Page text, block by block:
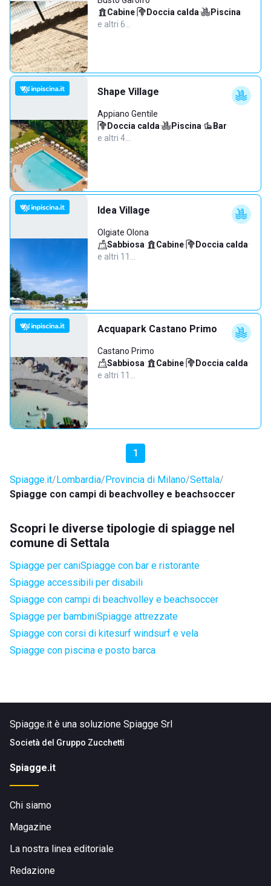
Cabine· Doccia calda· Piscina·
e altri 6…
Shape Village
Appiano Gentile
Doccia calda· Piscina· Bar·
e altri 4…
Idea Village
Olgiate Olona
Sabbiosa· Cabine· Doccia calda·
e altri 11…
Acquapark Castano Primo
Castano Primo
Sabbiosa· Cabine· Doccia calda·
e altri 11…
1
Spiagge.it Lombardia Provincia di Milano Settala
Spiagge con campi di beachvolley e beachsoccer
Scopri le diverse tipologie di spiagge nel
comune di Settala
Spiagge per caniSpiagge con bar e ristorante
Spiagge accessibili per disabili
Spiagge con campi di beachvolley e beachsoccer
Spiagge per bambiniSpiagge attrezzate
Spiagge con corsi di kitesurf windsurf e vela
Spiagge con piscina e posto barca
Spiagge.it è una soluzione Spiagge Srl
Società del Gruppo Zucchetti
Spiagge.it
Chi siamo
Magazine
La nostra linea editoriale
Redazione